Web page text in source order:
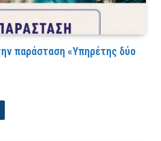
παράσταση «Υπηρέτης δύο